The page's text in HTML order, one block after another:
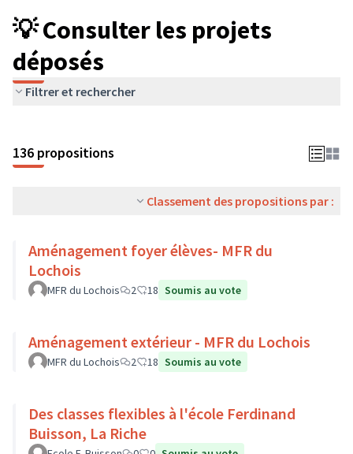
💡 Consulter les projets
déposés
Filtrer et rechercher
136 propositions
Classement des propositions par :
Aménagement foyer élèves- MFR du
Lochois
MFR du Lochois 2 18 Soumis au vote
Aménagement extérieur - MFR du Lochois
MFR du Lochois 2 18 Soumis au vote
Des classes flexibles à l'école Ferdinand
Buisson, La Riche